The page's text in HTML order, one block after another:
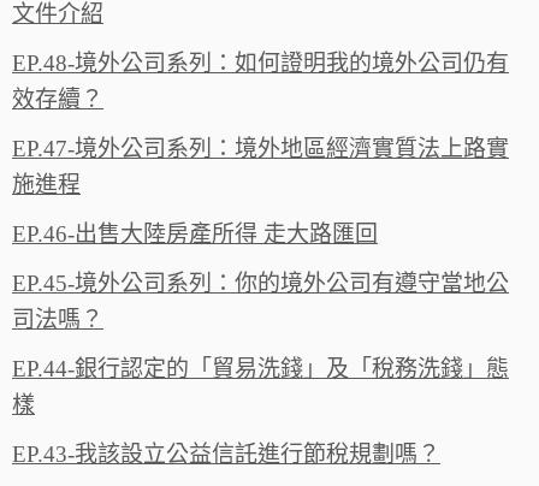
文件介紹
EP.48-境外公司系列：如何證明我的境外公司仍有
效存續？
EP.47-境外公司系列：境外地區經濟實質法上路實
施進程
EP.46-出售大陸房產所得 走大路匯回
EP.45-境外公司系列：你的境外公司有遵守當地公
司法嗎？
EP.44-銀行認定的「貿易洗錢」及「稅務洗錢」態
樣
EP.43-我該設立公益信託進行節稅規劃嗎？